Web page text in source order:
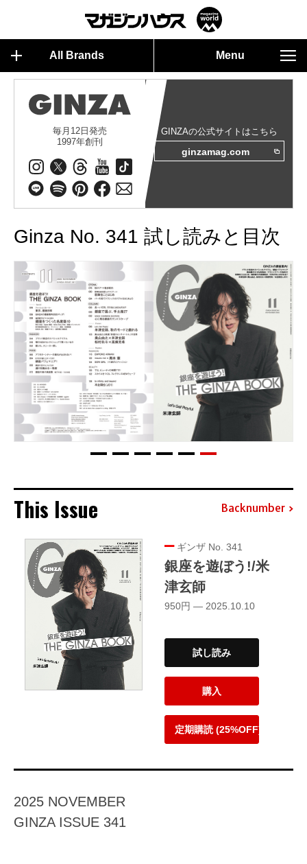
All Brands Menu
毎月12日発売
1997年創刊
GINZAの公式サイトはこちら
ginzamag.com
Ginza No. 341 試し読みと目次
This Issue Backnumber
ギンザ No. 341
銀座を遊ぼう!/米
津玄師
950円 — 2025.10.10
試し読み
購入
定期購読 (25%OFF)
2025 NOVEMBER
GINZA ISSUE 341